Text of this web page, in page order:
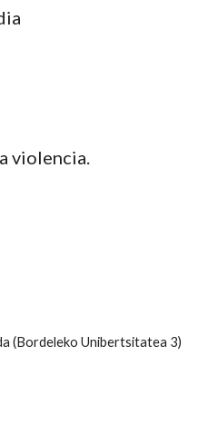
violencia.
(Bordeleko Unibertsitatea 3)